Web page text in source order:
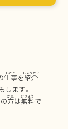
仕事を紹介
します。
の方は無料で